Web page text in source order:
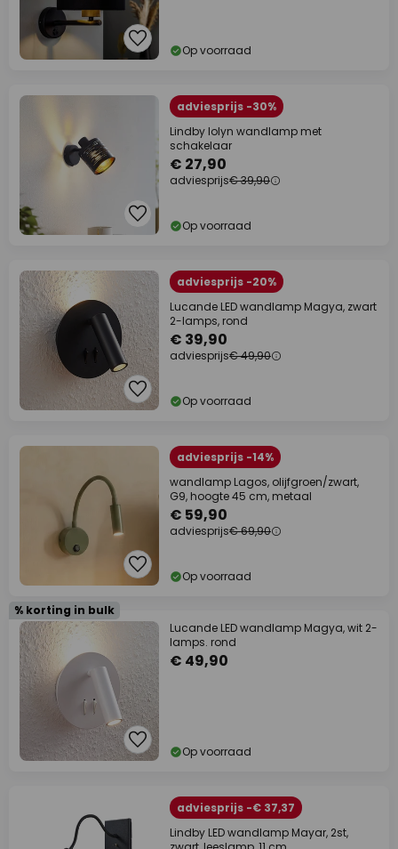
Op voorraad
adviesprijs -30%
Lindby Iolyn wandlamp met
schakelaar
€ 27,90
adviesprijs€ 39,90
Op voorraad
adviesprijs -20%
Lucande LED wandlamp Magya, zwart
2-lamps, rond
€ 39,90
adviesprijs€ 49,90
Op voorraad
adviesprijs -14%
wandlamp Lagos, olijfgroen/zwart,
G9, hoogte 45 cm, metaal
€ 59,90
adviesprijs€ 69,90
Op voorraad
% korting in bulk
Lucande LED wandlamp Magya, wit 2-
lamps. rond
€ 49,90
Op voorraad
adviesprijs -€ 37,37
Lindby LED wandlamp Mayar, 2st,